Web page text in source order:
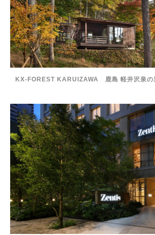
KX-FOREST KARUIZAWA 鹿島 軽井沢泉の